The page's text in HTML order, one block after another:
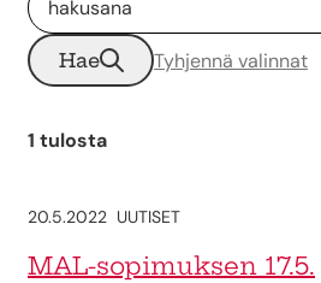
Hae Tyhjennä valinnat
1 tulosta
20.5.2022 UUTISET
MAL-sopimuksen 17.5.